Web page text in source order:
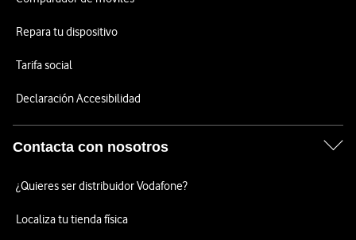
Repara tu dispositivo
Tarifa social
Declaración Accesibilidad
Contacta con nosotros
¿Quieres ser distribuidor Vodafone?
Localiza tu tienda física